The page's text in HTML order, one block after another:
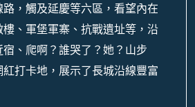
，觸及延慶等六區，看望內在
、軍堡軍寨、抗戰遺址等，沿
、爬啊？誰哭了？她？山步
打卡地，展示了長城沿線豐富